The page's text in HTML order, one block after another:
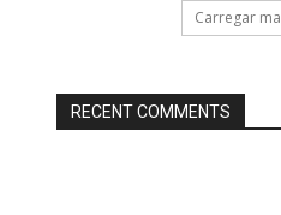
Carregar
RECENT COMMENTS